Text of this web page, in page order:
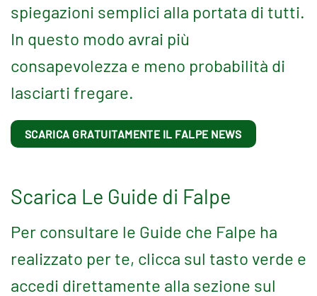
spiegazioni semplici alla portata di tutti.
In questo modo avrai più
consapevolezza e meno probabilità di
lasciarti fregare.
SCARICA GRATUITAMENTE IL FALPE NEWS
Scarica Le Guide di Falpe
Per consultare le Guide che Falpe ha
realizzato per te, clicca sul tasto verde e
accedi direttamente alla sezione sul